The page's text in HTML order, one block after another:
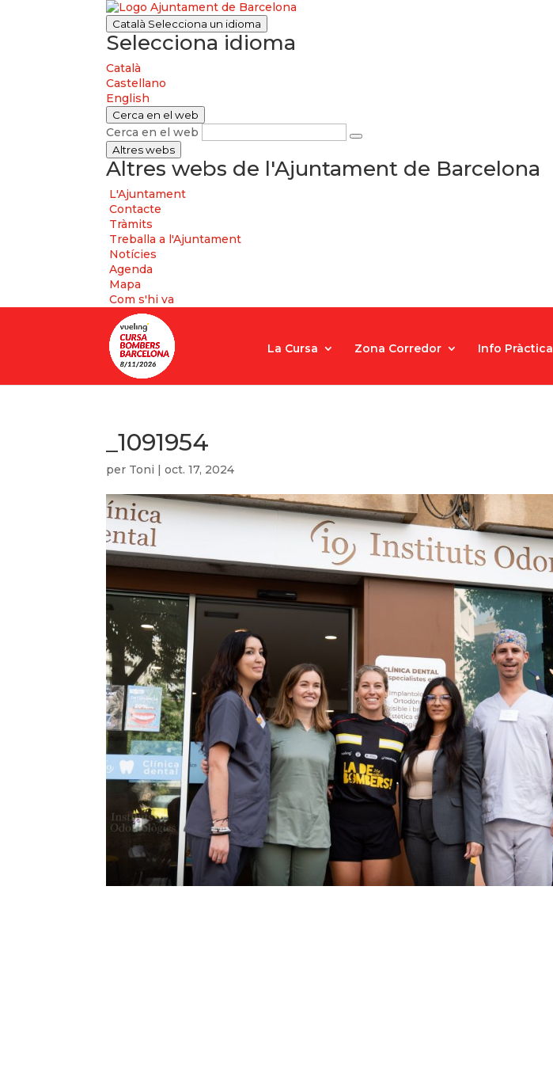
Català Selecciona un idioma
Selecciona idioma
Català
Castellano
English
Cerca en el web
Cerca en el web
Altres webs
Altres webs de l'Ajuntament de Barcelona
L'Ajuntament
Contacte
Tràmits
Treballa a l'Ajuntament
Notícies
Agenda
Mapa
Com s'hi va
La Cursa Zona Corredor Info Pràctica
_1091954
per Toni |oct. 17, 2024